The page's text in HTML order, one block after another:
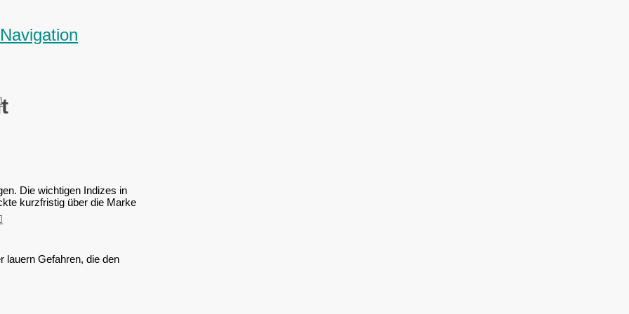
Navigation
Die wichtigen Indizes in
kurzfristig über die Marke
lauern Gefahren, die den